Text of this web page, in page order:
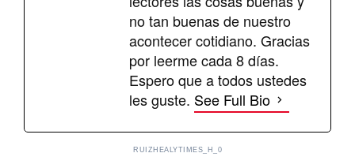
no tan buenas de nuestro
acontecer cotidiano. Gracias
por leerme cada 8 días.
Espero que a todos ustedes
les guste. See Full Bio
RUIZHEALYTIMES_H_0